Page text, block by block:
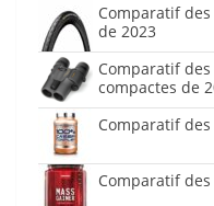
Comparatif
de 2023
Comparatif
compactes de
Comparatif
Comparatif